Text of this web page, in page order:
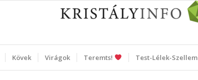
Kövek Virágok Teremts! Test-Lélek-Szellem